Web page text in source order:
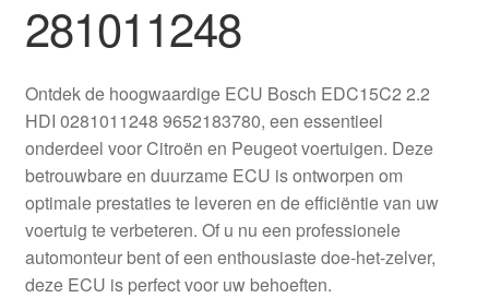
Betalingen
Contact
Kassa
Klachten
Klachtenprocedure
281011248
Ontdek de hoogwaardige ECU Bosch EDC15C2 2.2
HDI 0281011248 9652183780, een essentieel
onderdeel voor Citroën en Peugeot voertuigen. Deze
betrouwbare en duurzame ECU is ontworpen om
optimale prestaties te leveren en de efficiëntie van uw
voertuig te verbeteren. Of u nu een professionele
automonteur bent of een enthousiaste doe-het-zelver,
deze ECU is perfect voor uw behoeften.